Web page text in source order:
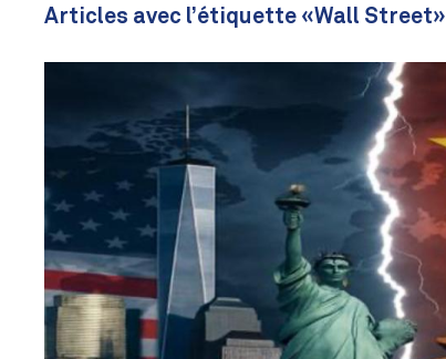
Articles avec l’étiquette «Wall Street»